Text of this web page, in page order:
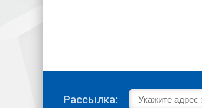
Рассылка: